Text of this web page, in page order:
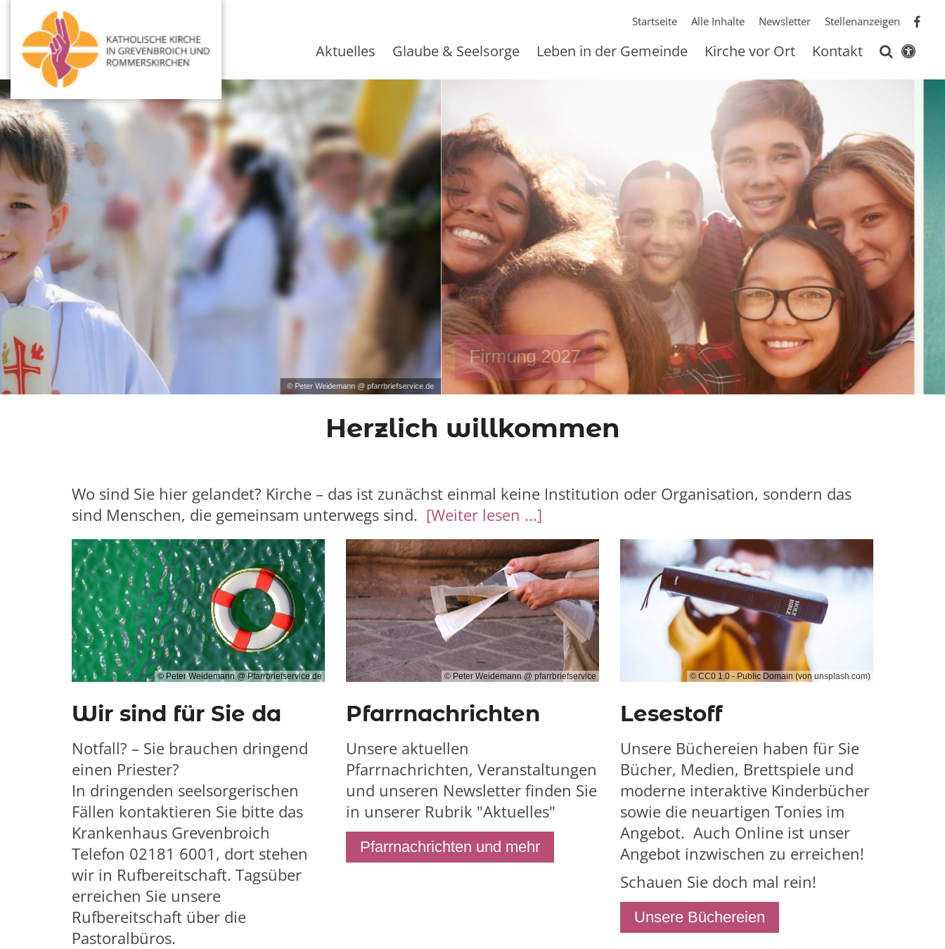
Startseite Alle Inhalte Newsletter Stellenanzeigen
Aktuelles Glaube & Seelsorge Leben in der Gemeinde Kirche vor Ort Kontakt
Firmung 2027
Herzlich willkommen
Wo sind Sie hier gelandet? Kirche – das ist zunächst einmal keine Institution oder Organisation, sondern das
sind Menschen, die gemeinsam unterwegs sind. [Weiter lesen ...]
© Peter Weidemann @ Pfarrbriefservice.de
Wir sind für Sie da
Notfall? – Sie brauchen dringend
einen Priester?
In dringenden seelsorgerischen
Fällen kontaktieren Sie bitte das
Krankenhaus Grevenbroich
Telefon 02181 6001 , dort stehen
wir in Rufbereitschaft. Tagsüber
erreichen Sie unsere
Rufbereitschaft über die
Pastoralbüros.
© Peter Weidemann @ pfarrbriefservice
Pfarrnachrichten
Unsere aktuellen
Pfarrnachrichten, Veranstaltungen
und unseren Newsletter finden Sie
in unserer Rubrik "Aktuelles"
Pfarrnachrichten und mehr
© CC0 1.0 - Public Domain (von unsplash.com)
Lesestoff
Unsere Büchereien haben für Sie
Bücher, Medien, Brettspiele und
moderne interaktive Kinderbücher
sowie die neuartigen Tonies im
Angebot. Auch Online ist unser
Angebot inzwischen zu erreichen!
Schauen Sie doch mal rein!
Unsere Büchereien